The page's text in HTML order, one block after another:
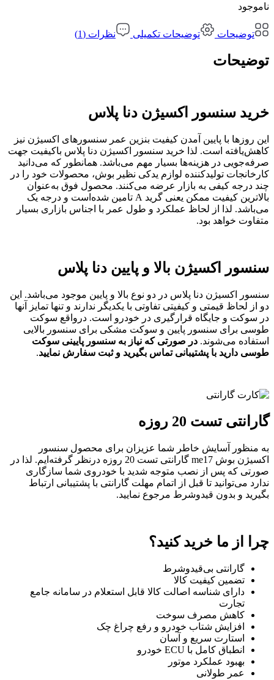
ناموجود
توضیحات توضیحات تکمیلی نظرات (1)
توضیحات
خرید سنسور اکسیژن دنا پلاس
این روزها با پایین آمدن کیفیت بنزین عمر سنسورهای اکسیژن نیز
کاهش‌یافته است. لذا خرید سنسور اکسیژن دنا پلاس باکیفیت جهت
صرفه‌جویی در هزینه‌ها بسیار مهم می‌باشد. همانطور که می‌دانید
کارخانجات تولیدکننده لوازم یدکی نظیر بوش، محصولات خود را در
چند درجه کیفی به بازار عرضه می‌کنند. محصول فوق به‌عنوان
بالاترین کیفیت ممکن یعنی گرید A تامین شده‌است و درجه یک
می‌باشد. لذا از لحاظ عملکرد و طول عمر با اجناس بازاری بسیار
متفاوت خواهد بود.
سنسور اکسیژن بالا و پایین دنا پلاس
سنسور اکسیژن دنا پلاس در دو نوع بالا و پایین موجود می‌باشد. این
دو از لحاظ قیمتی و کیفیتی تفاوتی با یکدیگر ندارند و تنها تمایز آنها
در سوکت و جایگاه قرارگیری در خودرو است. درواقع سوکت
طوسی برای سنسور پایین و سوکت مشکی برای سنسور بالایی
استفاده می‌شوند. در صورتی که نیاز به سنسور پایینی سوکت
طوسی دارید با پشتیبانی تماس بگیرید و ثبت سفارش نمایید.
گارانتی تست 20 روزه
به منظور آسایش خاطر شما عزیزان برای محصول سنسور
اکسیژن بوش me17 گارانتی تست 20 روزه درنظر گرفته‌ایم. لذا در
صورتی که پس از نصب متوجه شدید با خودروی شما سازگاری
ندارد می‌توانید تا قبل از اتمام مهلت گارانتی با پشتیبانی ارتباط
بگیرید و بدون قید‌وشرط مرجوع نمایید.
چرا از ما خرید کنید؟
گارانتی بی‌قیدوشرط
تضمین کیفیت کالا
دارای شناسه اصالت کالا قابل استعلام در سامانه جامع
تجارت
کاهش مصرف سوخت
افزایش شتاب خودرو و رفع چراغ چک
استارت سریع و آسان
انطباق کامل با ECU خودرو
بهبود عملکرد موتور
عمر طولانی